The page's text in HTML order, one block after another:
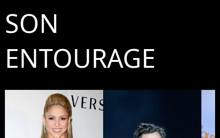
SON
ENTOURAGE